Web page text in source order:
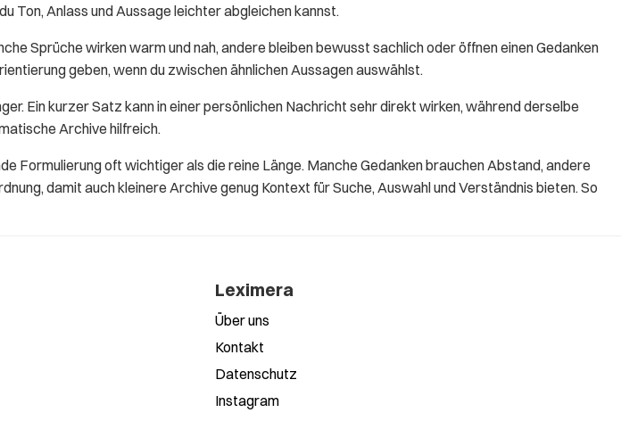
Ton, Anlass und Aussage leichter abgleichen kannst.
Sprüche wirken warm und nah, andere bleiben bewusst sachlich oder öffnen einen Gedanken
geben, wenn du zwischen ähnlichen Aussagen auswählst.
Ein kurzer Satz kann in einer persönlichen Nachricht sehr direkt wirken, während derselbe
Archive hilfreich.
Formulierung oft wichtiger als die reine Länge. Manche Gedanken brauchen Abstand, andere
damit auch kleinere Archive genug Kontext für Suche, Auswahl und Verständnis bieten. So
Leximera
Über uns
Kontakt
Datenschutz
Instagram